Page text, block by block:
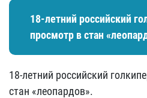
18-летний российский
просмотр в стан
18-летний российский
стан «леопардов».